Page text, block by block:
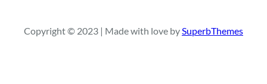
c
Copyright © 2023 | Made with love by SuperbThemes